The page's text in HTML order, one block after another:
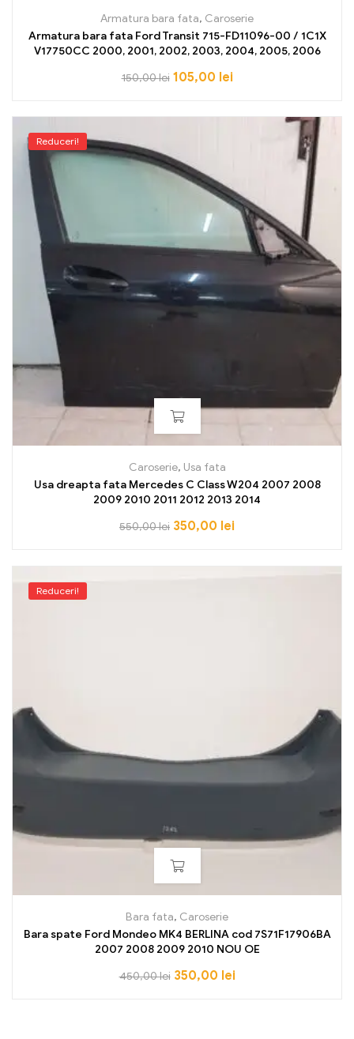
Armatura bara fata, Caroserie
Armatura bara fata Ford Transit 715-FD11096-00 / 1C1X
V17750CC 2000, 2001, 2002, 2003, 2004, 2005, 2006
150,00lei 105,00 lei
Reduceri!
Caroserie, Usa fata
Usa dreapta fata Mercedes C Class W204 2007 2008
2009 2010 2011 2012 2013 2014
550,00lei 350,00 lei
Reduceri!
Bara fata, Caroserie
Bara spate Ford Mondeo MK4 BERLINA cod 7S71F17906BA
2007 2008 2009 2010 NOU OE
450,00lei 350,00 lei